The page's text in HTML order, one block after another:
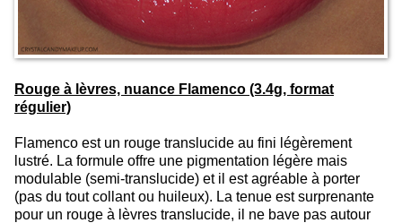
Rouge à lèvres, nuance Flamenco (3.4g, format
régulier)
Flamenco est un rouge translucide au fini légèrement
lustré. La formule offre une pigmentation légère mais
modulable (semi-translucide) et il est agréable à porter
(pas du tout collant ou huileux). La tenue est surprenante
pour un rouge à lèvres translucide, il ne bave pas autour